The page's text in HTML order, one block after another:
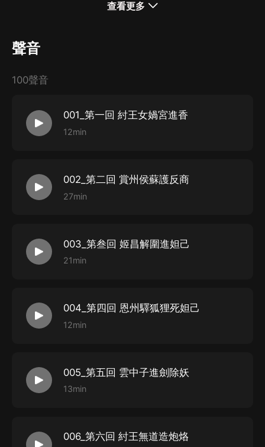
讚頌以及對於無道昏君的不滿和反抗。
查看更多
聲音
100聲音
001_第一回 紂王女媧宮進香
12min
002_第二回 賞州侯蘇護反商
27min
003_第叁回 姬昌解圍進妲己
21min
004_第四回 恩州驛狐狸死妲己
12min
005_第五回 雲中子進劍除妖
13min
006_第六回 紂王無道造炮烙